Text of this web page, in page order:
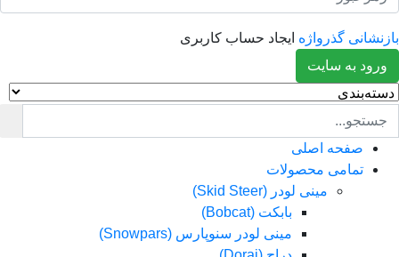
گذرواژه ایجاد حساب کاربری
به سایت
صفحه اصلی
تمامی محصولات
مینی لودر (Skid Steer)
بابکت (Bobcat)
مینی لودر سنوپارس (Snowpars)